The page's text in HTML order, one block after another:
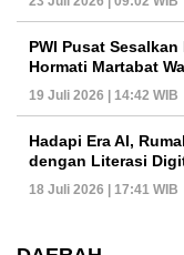
PWI Pusat
Hormati Martabat
19 Juli 2026 | 14:42 WIB
Hadapi Era AI,
dengan Literasi
18 Juli 2026 | 17:41 WIB